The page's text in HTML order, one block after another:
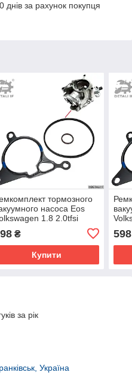
за рахунок покупця
тормозного
насоса Eos
1.8 2.0tfsi
06J145100C
06J145100N
₴
Купити
598
за рік
Україна